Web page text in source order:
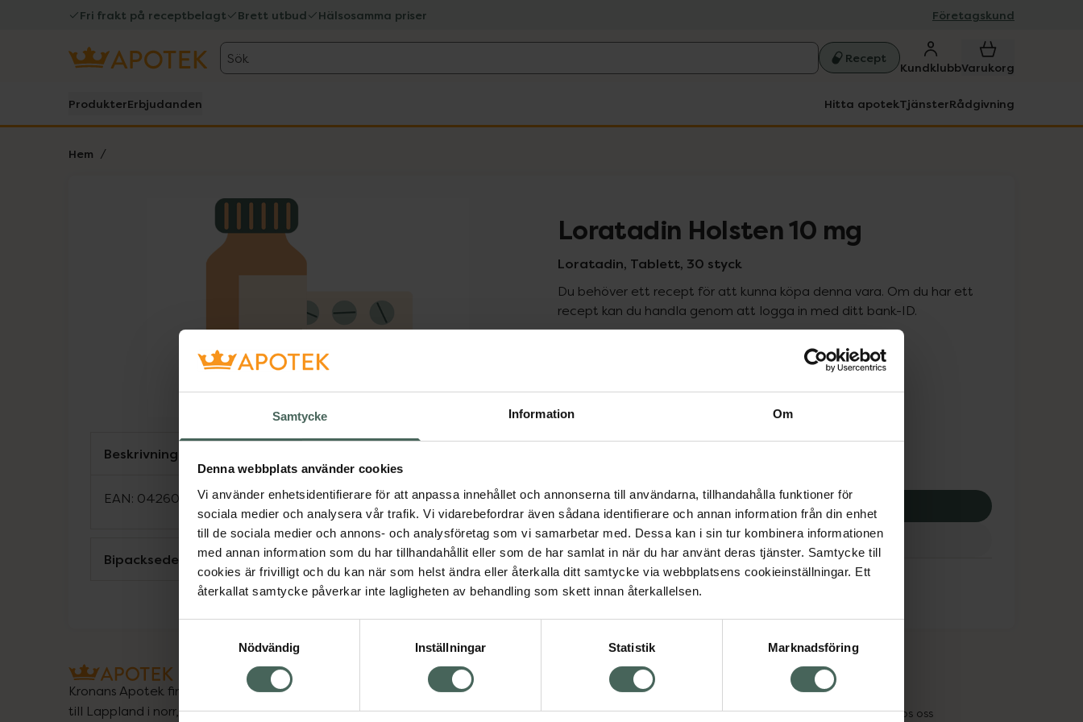
Samtycke Information Om
Denna webbplats använder cookies
Vi använder enhetsidentifierare för att anpassa innehållet och annonserna till användarna, tillhandahålla funktioner för
sociala medier och analysera vår trafik. Vi vidarebefordrar även sådana identifierare och annan information från din enhet
till de sociala medier och annons- och analysföretag som vi samarbetar med. Dessa kan i sin tur kombinera informationen
med annan information som du har tillhandahållit eller som de har samlat in när du har använt deras tjänster. Samtycke till
cookies är frivilligt och du kan när som helst ändra eller återkalla ditt samtycke via webbplatsens cookieinställningar. Ett
återkallat samtycke påverkar inte lagligheten av behandling som skett innan återkallelsen.
Nödvändig
Inställningar Statistik Marknadsföring
Fri frakt på receptbelagt Brett utbud Hälsosamma priser Företagskund
Sök Recept
KundklubbVarukorg
ProdukterErbjudanden Hitta apotekTjänsterRådgivning
Hem
Lista: . Innehåller 1 objekt. Loratadin Holsten 10 mg
Loratadin, Tablett, 30 styck
Du behöver ett recept för att kunna köpa denna vara. Om du har ett
recept kan du handla genom att logga in med ditt bank-ID.
Pris med recept
115,15 kr
Köp via ditt recept
Aktuella erbjudanden
Beskrivning
EAN: 04260608750387
Bipacksedel från FASS Visa
Kronans Apotek finns här för dig. Du hittar oss från Skåne i syd
till Lappland i norr, och online i mobilen och på datorn.
Vanliga frågor
Om recept och läkemedel
Högkostnadsskyddet
Jobba hos oss